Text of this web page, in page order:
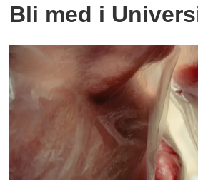
Bli med i